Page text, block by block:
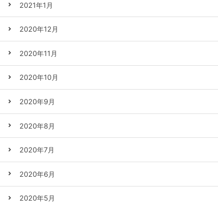
2021年1月
2020年12月
2020年11月
2020年10月
2020年9月
2020年8月
2020年7月
2020年6月
2020年5月